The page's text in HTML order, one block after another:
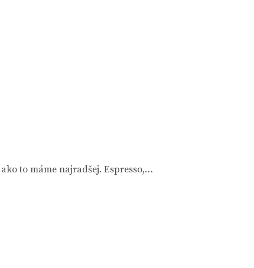
to máme najradšej. Espresso,…